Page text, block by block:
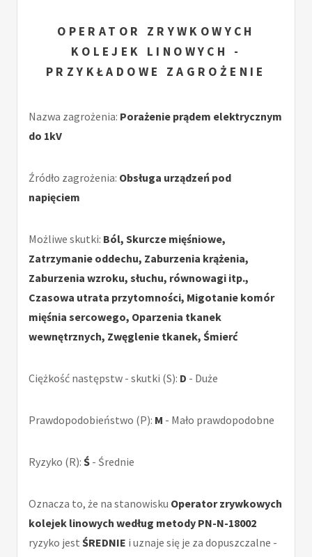
OPERATOR ZRYWKOWYCH
KOLEJEK LINOWYCH -
PRZYKŁADOWE ZAGROŻENIE
Nazwa zagrożenia: Porażenie prądem elektrycznym
do 1kV
Źródło zagrożenia: Obsługa urządzeń pod
napięciem
Możliwe skutki: Ból, Skurcze mięśniowe,
Zatrzymanie oddechu, Zaburzenia krążenia,
Zaburzenia wzroku, słuchu, równowagi itp.,
Czasowa utrata przytomności, Migotanie komór
mięśnia sercowego, Oparzenia tkanek
wewnętrznych, Zwęglenie tkanek, Śmierć
Ciężkość następstw - skutki (S): D - Duże
Prawdopodobieństwo (P): M - Mało prawdopodobne
Ryzyko (R): Ś - Średnie
Oznacza to, że na stanowisku Operator zrywkowych
kolejek linowych według metody PN-N-18002
ryzyko jest ŚREDNIE i uznaje się je za dopuszczalne -